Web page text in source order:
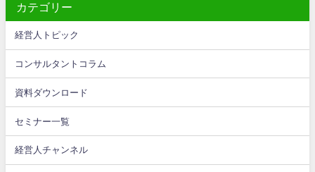
カテゴリー
経営人トピック
コンサルタントコラム
資料ダウンロード
セミナー一覧
経営人チャンネル